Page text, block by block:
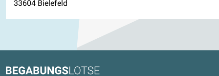
33604 Bielefeld
Kontaktdaten und weitere Links
Begabungslotse